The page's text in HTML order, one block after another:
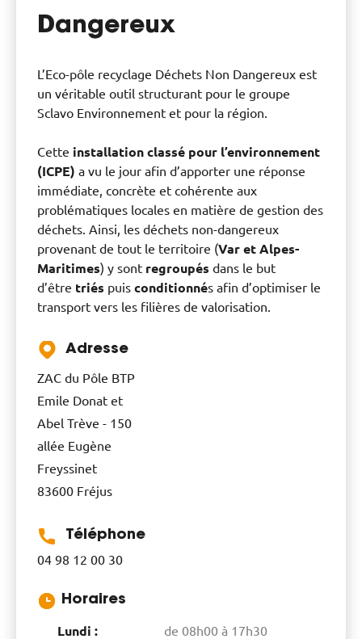
Dangereux
L’Eco-pôle recyclage Déchets Non Dangereux est
un véritable outil structurant pour le groupe
Sclavo Environnement et pour la région.
Cette installation classé pour l’environnement
(ICPE) a vu le jour afin d’apporter une réponse
immédiate, concrète et cohérente aux
problématiques locales en matière de gestion des
déchets. Ainsi, les déchets non-dangereux
provenant de tout le territoire (Var et Alpes-
Maritimes) y sont regroupés dans le but
d’être triés puis conditionnés afin d’optimiser le
transport vers les filières de valorisation.
Adresse
ZAC du Pôle BTP
Emile Donat et
Abel Trève - 150
allée Eugène
Freyssinet
83600 Fréjus
Téléphone
04 98 12 00 30
Horaires
Lundi : de 08h00 à 17h30